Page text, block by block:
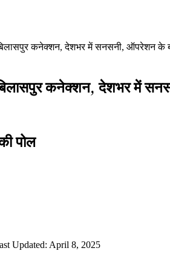
कनेक्शन, देशभर में सनसनी, ऑपरेशन के
बिलासपुर कनेक्शन, देशभर में
पोल
Updated: April 8, 2025